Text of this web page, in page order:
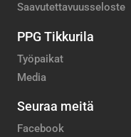
Saavutettavuusseloste
PPG Tikkurila
Työpaikat
Media
Seuraa meitä
Facebook